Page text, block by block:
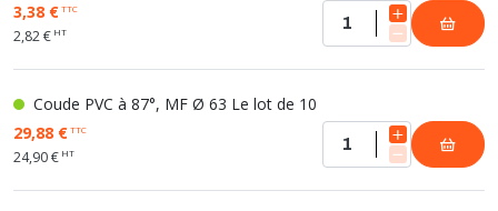
3,38 €TTC
2,82 € HT
Coude PVC à 87°, MF Ø 63 Le lot de 10
29,88 €TTC
24,90 € HT